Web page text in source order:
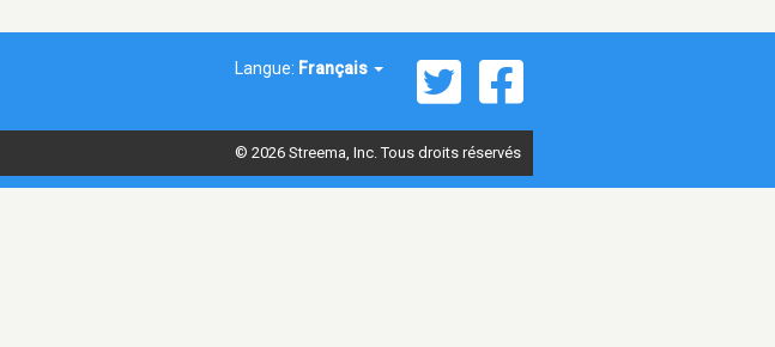
Langue: Français
© 2026 Streema, Inc. Tous droits réservés